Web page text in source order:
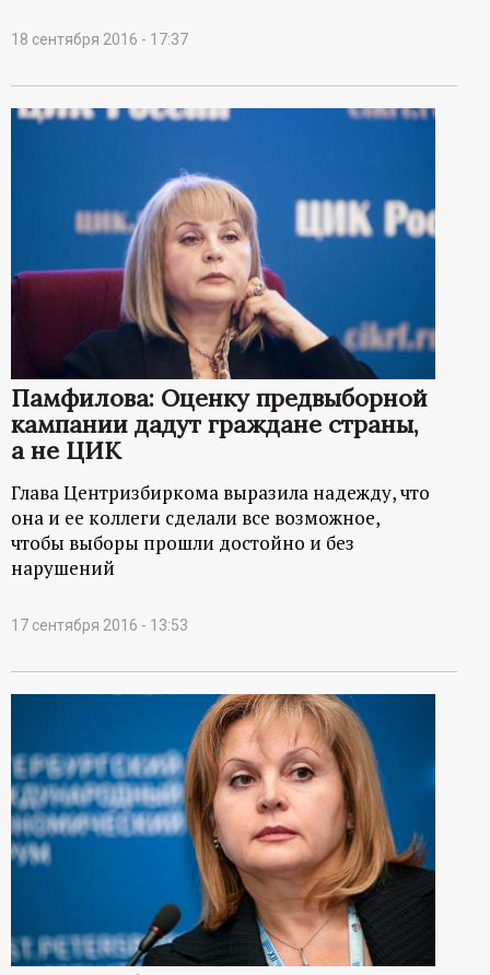
18 сентября 2016 - 17:37
Памфилова: Оценку предвыборной
кампании дадут граждане страны,
а не ЦИК
Глава Центризбиркома выразила надежду, что
она и ее коллеги сделали все возможное,
чтобы выборы прошли достойно и без
нарушений
17 сентября 2016 - 13:53